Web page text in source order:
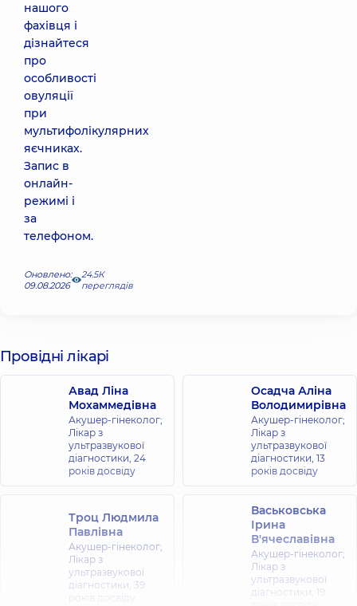
нашого
фахівця і
дізнайтеся
про
особливості
овуляції
при
мультифолікулярних
яєчниках.
Запис в
онлайн-
режимі і
за
телефоном.
Оновлено:
09.08.2026
24.5К
переглядів
Провідні лікарі
Авад Ліна
Мохаммедівна
Акушер-гінеколог;
Лікар з
ультразвукової
діагностики, 24
років досвіду
Осадча Аліна
Володимирівна
Акушер-гінеколог;
Лікар з
ультразвукової
діагностики, 13
років досвіду
Троц Людмила
Павлівна
Акушер-гінеколог;
Лікар з
ультразвукової
діагностики, 39
Васьковська
Ірина
В'ячеславівна
Акушер-гінеколог;
Лікар з
ультразвукової
діагностики, 19